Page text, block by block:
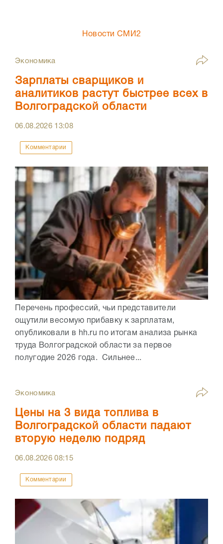
Новости СМИ2
Экономика
Зарплаты сварщиков и
аналитиков растут быстрее всех в
Волгоградской области
06.08.2026 13:08
Комментарии
Перечень профессий, чьи представители
ощутили весомую прибавку к зарплатам,
опубликовали в hh.ru по итогам анализа рынка
труда Волгоградской области за первое
полугодие 2026 года. Сильнее...
Экономика
Цены на 3 вида топлива в
Волгоградской области падают
вторую неделю подряд
06.08.202608:15
Комментарии